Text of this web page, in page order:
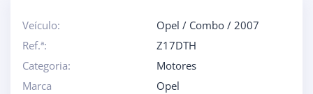
Veículo: Opel / Combo / 2007
Ref.ª:
Z17DTH
Categoria:
Motores
Marca
Opel